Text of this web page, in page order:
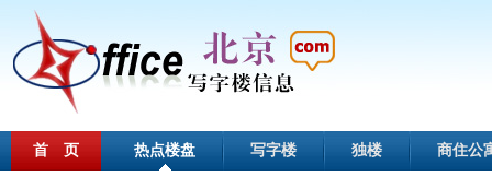
首 页 热点楼盘 写字楼 独楼 商住公